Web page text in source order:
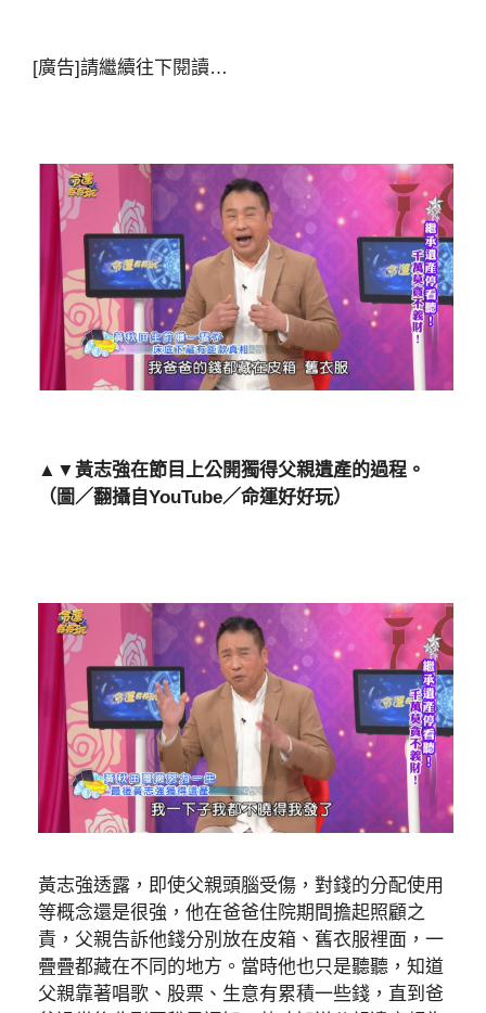
[廣告]請繼續往下閱讀…
▲▼黃志強在節目上公開獨得父親遺產的過程。
（圖／翻攝自YouTube／命運好好玩）
黃志強透露，即使父親頭腦受傷，對錢的分配使用
等概念還是很強，他在爸爸住院期間擔起照顧之
責，父親告訴他錢分別放在皮箱、舊衣服裡面，一
疊疊都藏在不同的地方。當時他也只是聽聽，知道
父親靠著唱歌、股票、生意有累積一些錢，直到爸